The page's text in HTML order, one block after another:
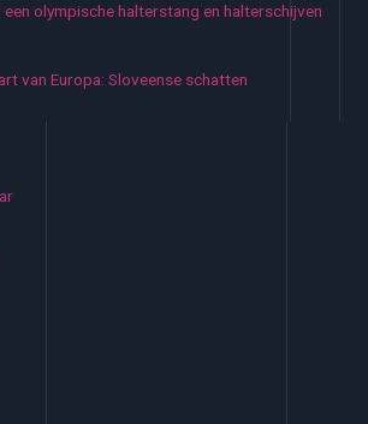
olympische halterstang en halterschijven
van Europa: Sloveense schatten